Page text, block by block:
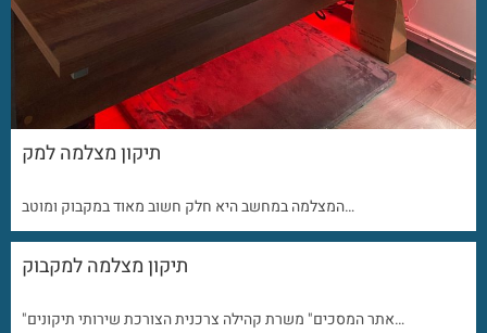
תיקון מצלמה למק
המצלמה במחשב היא חלק חשוב מאוד במקבוק ומוטב…
תיקון מצלמה למקבוק
"אתר המסכים" משרת קהילה צרכנית הצורכת שירותי תיקונים…